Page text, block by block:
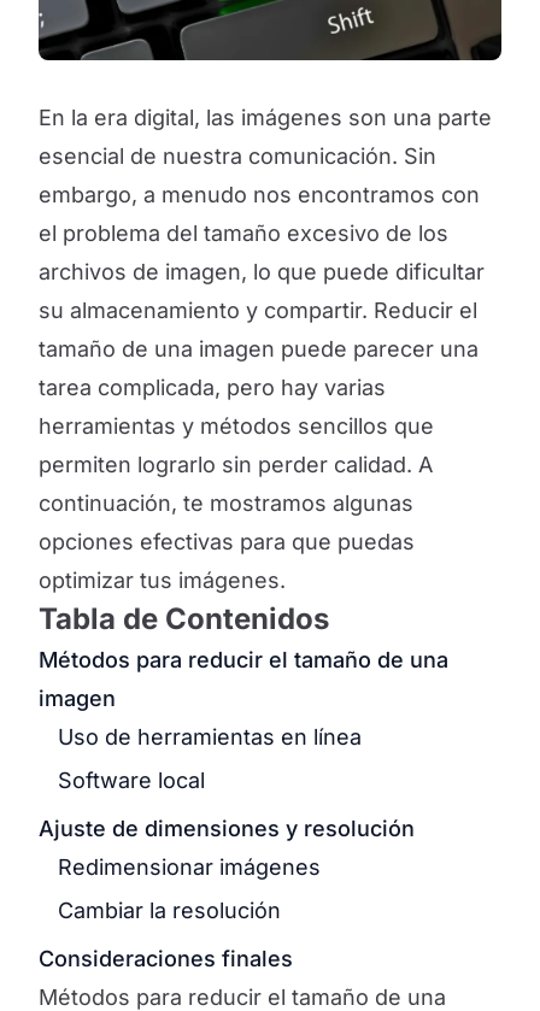
En la era digital, las imágenes son una parte
esencial de nuestra comunicación. Sin
embargo, a menudo nos encontramos con
el problema del tamaño excesivo de los
archivos de imagen, lo que puede dificultar
su almacenamiento y compartir. Reducir el
tamaño de una imagen puede parecer una
tarea complicada, pero hay varias
herramientas y métodos sencillos que
permiten lograrlo sin perder calidad. A
continuación, te mostramos algunas
opciones efectivas para que puedas
optimizar tus imágenes.
Tabla de Contenidos
Métodos para reducir el tamaño de una
imagen
Uso de herramientas en línea
Software local
Ajuste de dimensiones y resolución
Redimensionar imágenes
Cambiar la resolución
Consideraciones finales
Métodos para reducir el tamaño de una